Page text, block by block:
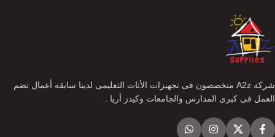
شركة A2z متخصصون فى تجهيزات الأثاث التعليمى لدينا سابقه أعمال تضم
العمل فى كبرى المدارس والجامعات وكيدز أريا .